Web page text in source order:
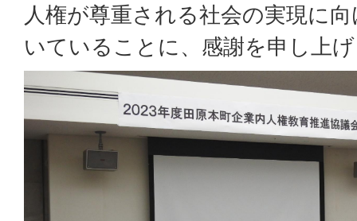
人権が尊重される社会の実現に
いていることに、感謝を申し上